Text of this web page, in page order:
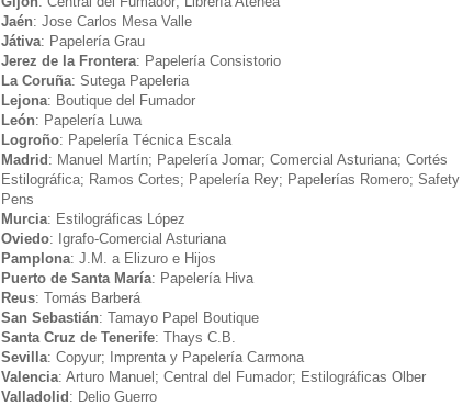
Jaén: Jose Carlos Mesa Valle
Játiva: Papelería Grau
Jerez de la Frontera: Papelería Consistorio
La Coruña: Sutega Papeleria
Lejona: Boutique del Fumador
León: Papelería Luwa
Logroño: Papelería Técnica Escala
Madrid: Manuel Martín; Papelería Jomar; Comercial Asturiana; Cortés
Estilográfica; Ramos Cortes; Papelería Rey; Papelerías Romero; Safety
Pens
Murcia: Estilográficas López
Oviedo: Igrafo-Comercial Asturiana
Pamplona: J.M. a Elizuro e Hijos
Puerto de Santa María: Papelería Hiva
Reus: Tomás Barberá
San Sebastián: Tamayo Papel Boutique
Santa Cruz de Tenerife: Thays C.B.
Sevilla: Copyur; Imprenta y Papelería Carmona
Valencia: Arturo Manuel; Central del Fumador; Estilográficas Olber
Valladolid: Delio Guerro